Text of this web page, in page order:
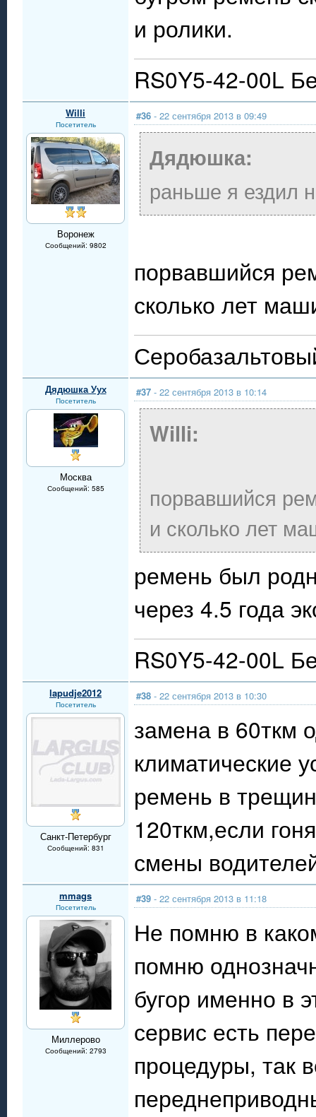
и ролики.
RS0Y5-42-00L
Willi
Посетитель
Воронеж
Сообщений: 9802
#36 - 22 сентября 2013 в 09:49
Дядюшка:
раньше я ездил
порвавшийся
сколько лет
Дядюшка Уух
Посетитель
Москва
Сообщений: 585
#37 - 22 сентября 2013 в 10:14
Willi:
порвавшийся
и сколько лет
ремень был
через 4.5 года
RS0Y5-42-00L
lapudje2012
Посетитель
Санкт-Петербург
Сообщений: 831
#38 - 22 сентября 2013 в 10:30
замена в 60ткм
климатические
ремень в
120ткм,если
смены
mmags
Посетитель
Миллерово
Сообщений: 2793
#39 - 22 сентября 2013 в 11:18
Не помню в
помню
бугор именно в
сервис есть
процедуры, так